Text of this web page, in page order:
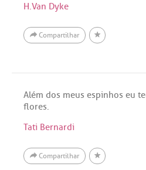
H.Van Dyke
Compartilhar
Além dos meus espinhos eu
flores.
Tati Bernardi
Compartilhar